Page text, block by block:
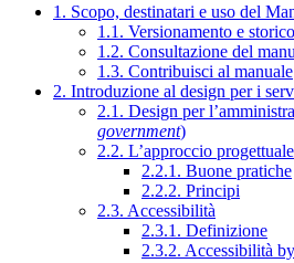
1. Scopo, destinatari e uso del
1.1. Versionamento e storico
1.2. Consultazione del
1.3. Contribuisci al manuale
2. Introduzione al design per i
2.1. Design per
government)
2.2. L’approccio progettuale
2.2.1. Buone pratiche
2.2.2. Principi
2.3. Accessibilità
2.3.1. Definizione
2.3.2. Accessibilità